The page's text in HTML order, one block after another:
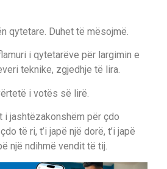
qytetare. Duhet të mësojmë.
i qytetarëve për largimin e
teknike, zgjedhje të lira.
i votës së lirë.
i jashtëzakonshëm për çdo
të ri, t’i japë një dorë, t’i japë
një ndihmë vendit të tij.